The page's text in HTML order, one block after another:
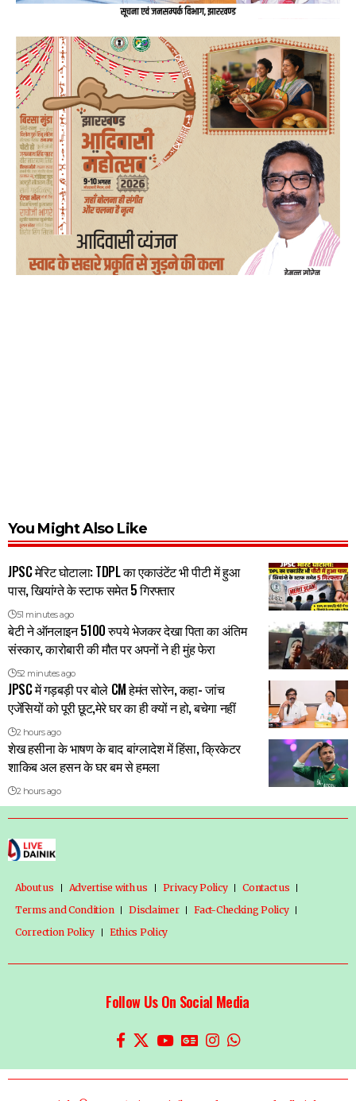
You Might Also Like
JPSC मेरिट घोटाला: TDPL का एकाउंटेंट भी पीटी में हुआ
पास, खियांग्ते के स्टाफ समेत 5 गिरफ्तार
51 minutes ago
बेटी ने ऑनलाइन 5100 रुपये भेजकर देखा पिता का अंतिम
संस्कार, कारोबारी की मौत पर अपनों ने ही मुंह फेरा
52 minutes ago
JPSC में गड़बड़ी पर बोले CM हेमंत सोरेन, कहा- जांच
एजेंसियों को पूरी छूट,मेरे घर का ही क्यों न हो, बचेगा नहीं
2 hours ago
शेख हसीना के भाषण के बाद बांग्लादेश में हिंसा, क्रिकेटर
शाकिब अल हसन के घर बम से हमला
2 hours ago
About us Advertise with us Privacy Policy
Contact us
Terms and Condition
Disclaimer
Fact-Checking Policy
Correction Policy
Ethics Policy
Follow Us On Social Media